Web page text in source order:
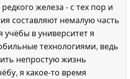
железа - с тех пор и
составляют немалую часть
в университет я
технологиями, ведь
непростую жизнь
я какое-то время